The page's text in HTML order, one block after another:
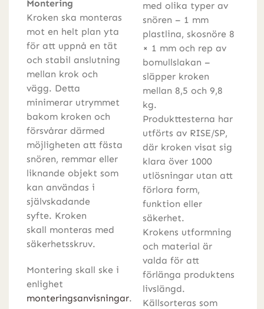
Montering
Kroken ska monteras
mot en helt plan yta
för att uppnå en tät
och stabil anslutning
mellan krok och
vägg. Detta
minimerar utrymmet
bakom kroken och
försvårar därmed
möjligheten att fästa
snören, remmar eller
liknande objekt som
kan användas i
självskadande
syfte. Kroken
skall monteras med
säkerhetsskruv.
Montering skall ske i
enlighet
monteringsanvisningar.
med olika typer av
snören – 1 mm
plastlina, skosnöre 8
× 1 mm och rep av
bomullslakan –
släpper kroken
mellan 8,5 och 9,8
kg.
Produkttesterna har
utförts av RISE/SP,
där kroken visat sig
klara över 1000
utlösningar utan att
förlora form,
funktion eller
säkerhet.
Krokens utformning
och material är
valda för att
förlänga produktens
livslängd.
Källsorteras som